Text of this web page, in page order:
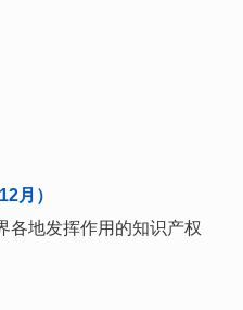
月）
各地发挥作用的知识产权